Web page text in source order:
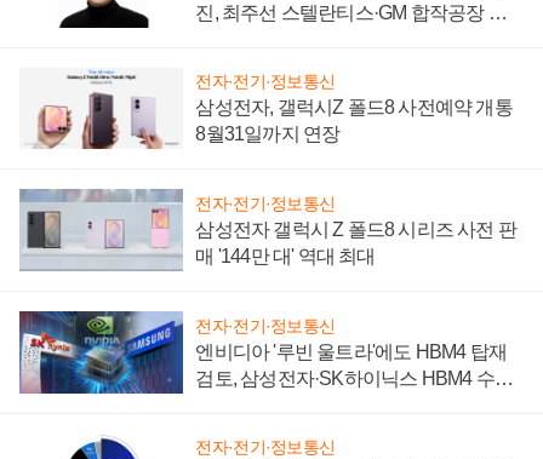
진, 최주선 스텔란티스·GM 합작공장 건
전자·전기·정보통신
삼성전자, 갤럭시Z 폴드8 사전예약 개통
8월31일까지 연장
전자·전기·정보통신
삼성전자 갤럭시 Z 폴드8 시리즈 사전 판
매 '144만 대' 역대 최대
전자·전기·정보통신
엔비디아 '루빈 울트라'에도 HBM4 탑재
검토, 삼성전자·SK하이닉스 HBM4 수율
전자·전기·정보통신